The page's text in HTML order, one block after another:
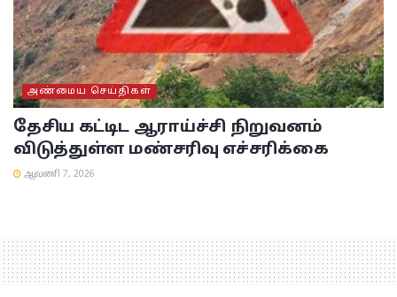
அண்மைய செய்திகள்
தேசிய கட்டிட ஆராய்ச்சி நிறுவனம்
விடுத்துள்ள மண்சரிவு எச்சரிக்கை
ஆவணி 7, 2026